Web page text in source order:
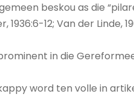
beskou as die
12; Van der Linde,
in die
word ten volle in